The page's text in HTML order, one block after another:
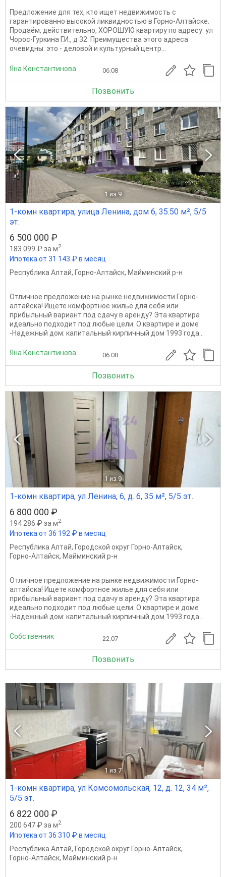
Предложение для тех, кто ищет недвижимость с
гарантированно высокой ликвидностью в Горно-Алтайске.
Продаём, действительно, ХОРОШУЮ квартиру по адресу: ул
Чорос-Гуркина Г.И., д 32. Преимущества этого адреса
очевидны: это - деловой и культурный центр...
Яна Константинова 06.08
Позвонить
1 из 9
1-комн квартира, улица Ленина, дом 6, 35.50 м², 5/5
эт.
6 500 000 ₽
183 099 ₽ за м2
Ипотека от 31 143 ₽ в месяц
Республика Алтай, Горно-Алтайск, Майминский р-н
Отличное предложение на рынке недвижимости Горно-
алтайска! Ищете комфортное жилье для себя или
прибыльный вариант под сдачу в аренду? Эта квартира
идеально подходит под любые цели. О квартире и доме
-Надежный дом: капитальный кирпичный дом 1993 года...
Яна Константинова 06.08
Позвонить
1 из 9
1-комн квартира, ул Ленина, 6, д. 6, 35 м², 5/5 эт.
6 800 000 ₽
194 286 ₽ за м2
Ипотека от 36 192 ₽ в месяц
Республика Алтай, Городской округ Горно-Алтайск,
Горно-Алтайск, Майминский р-н
Отличное предложение на рынке недвижимости Горно-
алтайска! Ищете комфортное жилье для себя или
прибыльный вариант под сдачу в аренду? Эта квартира
идеально подходит под любые цели. О квартире и доме
-Надежный дом: капитальный кирпичный дом 1993 года...
Собственник 22.07
Позвонить
1 из 7
1-комн квартира, ул Комсомольская, 12, д. 12, 34 м²,
5/5 эт.
6 822 000 ₽
200 647 ₽ за м2
Ипотека от 36 310 ₽ в месяц
Республика Алтай, Городской округ Горно-Алтайск,
Горно-Алтайск, Майминский р-н